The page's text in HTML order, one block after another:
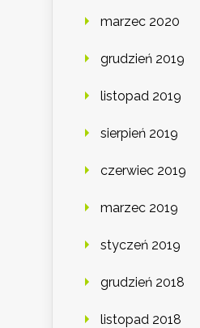
marzec 2020
grudzień 2019
listopad 2019
sierpień 2019
czerwiec 2019
marzec 2019
styczeń 2019
grudzień 2018
listopad 2018